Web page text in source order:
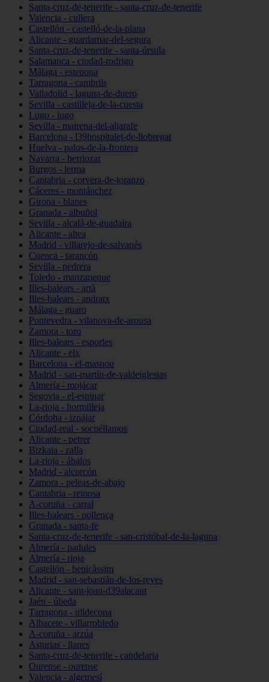
Santa-cruz-de-tenerife - santa-cruz-de-tenerife
Valencia - cullera
Castellón - castelló-de-la-plana
Alicante - guardamar-del-segura
Santa-cruz-de-tenerife - santa-úrsula
Salamanca - ciudad-rodrigo
Málaga - estepona
Tarragona - cambrils
Valladolid - laguna-de-duero
Sevilla - castilleja-de-la-cuesta
Lugo - lugo
Sevilla - mairena-del-aljarafe
Barcelona - l39hospitalet-de-llobregat
Huelva - palos-de-la-frontera
Navarra - berriozar
Burgos - lerma
Cantabria - corvera-de-toranzo
Cáceres - montánchez
Girona - blanes
Granada - albuñol
Sevilla - alcalá-de-guadaíra
Alicante - altea
Madrid - villarejo-de-salvanés
Cuenca - tarancón
Sevilla - pedrera
Toledo - manzaneque
Illes-balears - artà
Illes-balears - andratx
Málaga - guaro
Pontevedra - vilanova-de-arousa
Zamora - toro
Illes-balears - esporles
Alicante - elx
Barcelona - el-masnou
Madrid - san-martín-de-valdeiglesias
Almería - mojácar
Segovia - el-espinar
La-rioja - hormilleja
Córdoba - iznájar
Ciudad-real - socuéllamos
Alicante - petrer
Bizkaia - zalla
La-rioja - ábalos
Madrid - alcorcón
Zamora - peleas-de-abajo
Cantabria - reinosa
A-coruña - carral
Illes-balears - pollença
Granada - santa-fe
Santa-cruz-de-tenerife - san-cristóbal-de-la-laguna
Almería - padules
Almería - rioja
Castellón - benicàssim
Madrid - san-sebastián-de-los-reyes
Alicante - sant-joan-d39alacant
Jaén - úbeda
Tarragona - ulldecona
Albacete - villarrobledo
A-coruña - arzúa
Asturias - llanes
Santa-cruz-de-tenerife - candelaria
Ourense - ourense
Valencia - algemesí